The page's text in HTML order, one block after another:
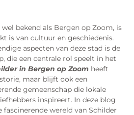
bekend als Bergen op Zoom, is
is van cultuur en geschiedenis.
aspecten van deze stad is de
die een centrale rol speelt in het
in Bergen op Zoom heeft
maar blijft ook een
gemeenschap die lokale
inspireert. In deze blog
fascinerende wereld van Schilder